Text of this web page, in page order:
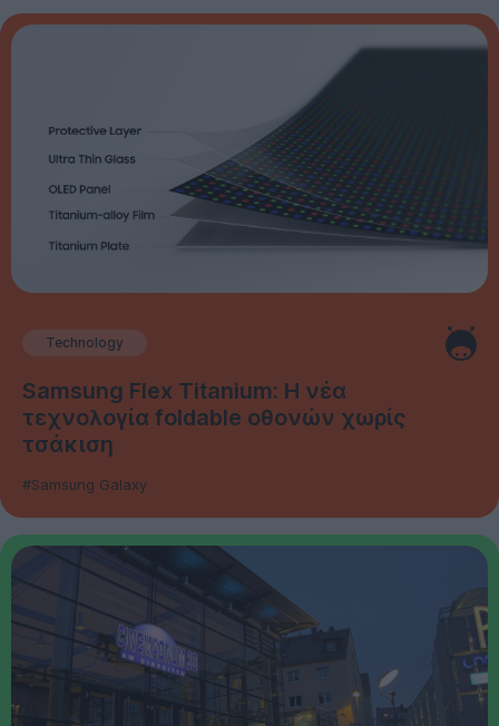
Technology
Samsung Flex Titanium: Η νέα
τεχνολογία foldable οθονών χωρίς
τσάκιση
#Samsung Galaxy